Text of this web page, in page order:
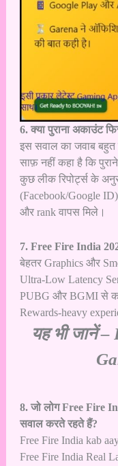
6. क्या पुराना अकाउंट
इस सवाल का जवाब बहुत
साफ़ नहीं कहा है कि
कुछ लीक रिपोर्ट्स के
(Facebook/Google
और rank वापस मिले।
7. Free Fire India
बेहतर Graphics और
Ultra-Low Latency
PUBG और BGMI से
Rewards-heavy
यह भी जानें –
8. जो लोग Free Fire
सवाल करते रहते हैं?
Free Fire India kab
Free Fire India Real